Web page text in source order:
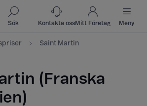
Sök Kontakta ossMitt Företag Meny
Saint Martin
(Franska